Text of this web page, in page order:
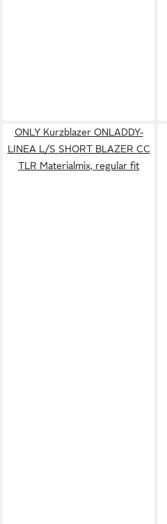
ONLY Kurzblazer ONLADDY-
LINEA L/S SHORT BLAZER CC
TLR Materialmix, regular fit